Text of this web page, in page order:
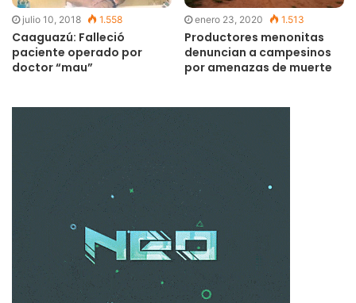
julio 10, 2018 1.558
Caaguazú: Falleció
paciente operado por
doctor “mau”
enero 23, 2020 1.513
Productores menonitas
denuncian a campesinos
por amenazas de muerte